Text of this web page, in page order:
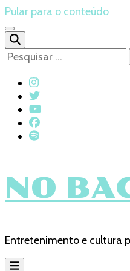
Pular para o conteúdo
Pesquisar
por:
NO
Entretenimento e cultura